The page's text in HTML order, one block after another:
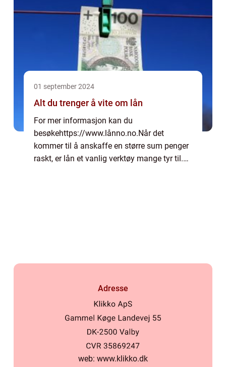
01 september 2024
Alt du trenger å vite om lån
For mer informasjon kan du
besøkehttps://www.lånno.no.Når det
kommer til å anskaffe en større sum penger
raskt, er lån et vanlig verktøy mange tyr til.
Adresse
web: www.klikko.dk